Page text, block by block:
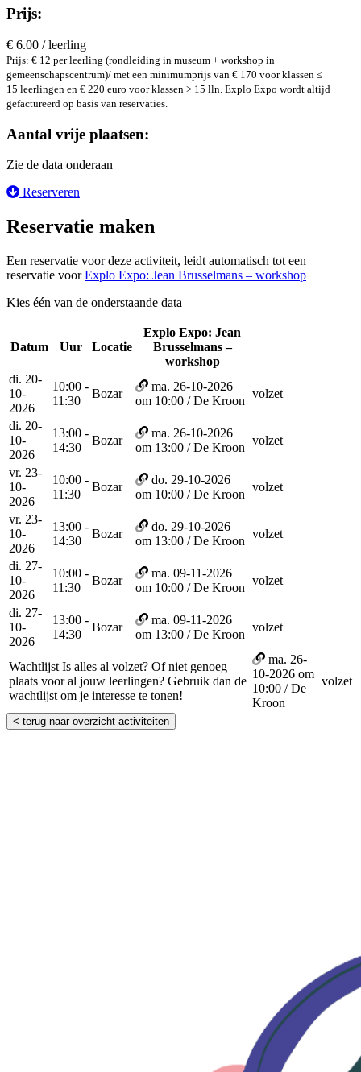
Prijs:
€ 6.00 / leerling
Prijs: € 12 per leerling (rondleiding in museum + workshop in
gemeenschapscentrum)/ met een minimumprijs van € 170 voor klassen ≤
15 leerlingen en € 220 euro voor klassen > 15 lln. Explo Expo wordt altijd
gefactureerd op basis van reservaties.
Aantal vrije plaatsen:
Zie de data onderaan
Reserveren
Reservatie maken
Een reservatie voor deze activiteit, leidt automatisch tot een
reservatie voorExplo Expo: Jean Brusselmans – workshop
Kies één van de onderstaande data
Datum Uur Locatie
Explo Expo: Jean
Brusselmans –
workshop
di. 20-
10-
2026
10:00 -
11:30
Bozar
ma. 26-10-2026
om 10:00 / De Kroon
volzet
di. 20-
10-
2026
13:00 -
14:30
Bozar
ma. 26-10-2026
om 13:00 / De Kroon
volzet
vr. 23-
10-
2026
10:00 -
11:30
Bozar
do. 29-10-2026
om 10:00 / De Kroon
volzet
vr. 23-
10-
2026
13:00 -
14:30
Bozar
do. 29-10-2026
om 13:00 / De Kroon
volzet
di. 27-
10-
2026
10:00 -
11:30
Bozar
ma. 09-11-2026
om 10:00 / De Kroon
volzet
di. 27-
10-
2026
13:00 -
14:30
Bozar
ma. 09-11-2026
om 13:00 / De Kroon
volzet
Wachtlijst Is alles al volzet? Of niet genoeg
plaats voor al jouw leerlingen? Gebruik dan de
wachtlijst om je interesse te tonen!
ma. 26-
10-2026 om
10:00 / De
Kroon
volzet
< terug naar overzicht activiteiten